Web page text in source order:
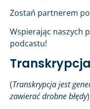
Zostań partnerem
Wspierając naszych
podcastu!
(Transkrypcja jest
zawierać drobne błędy)